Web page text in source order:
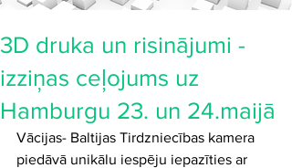
3D druka un risinājumi -
izziņas ceļojums uz
Hamburgu 23. un 24.maijā
Vācijas- Baltijas Tirdzniecības kamera
piedāvā unikālu iespēju iepazīties ar